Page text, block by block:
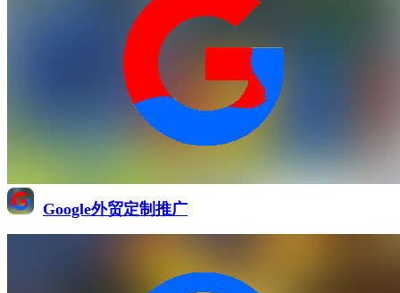
Google外贸定制推广